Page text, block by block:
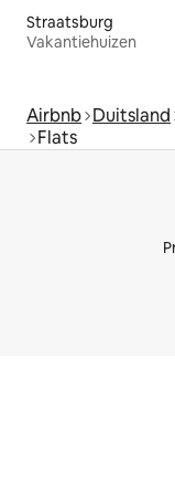
Straatsburg
Vakantiehuizen
Airbnb Duitsland
Flats